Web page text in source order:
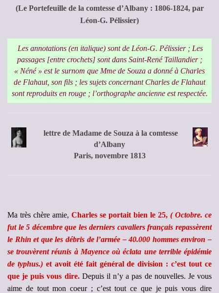
(Le Portefeuille de la comtesse d’Albany : 1806-1824, par
Léon-G. Pélissier)
Les annotations (en italique) sont de Léon-G. Pélissier ; Les
passages [entre crochets] sont dans Saint-René Taillandier ;
« Néné » est le surnom que Mme de Souza a donné à Charles
de Flahaut, son fils ; les sujets concernant Charles de Flahaut
sont reproduits en rouge ; l’orthographe ancienne est respectée.
lettre de Madame de Souza à la comtesse
d’Albany
Paris, novembre 1813
Ma très chère amie, Charles se portait bien le 25, ( Octobre. ce
fut le 5 décembre que les derniers cavaliers français repassèrent
le Rhin et que les débris de l’armée – 40.000 hommes environ –
se trouvèrent réunis à Mayence où éclata une terrible épidémie
de typhus.)et avoit été fait général de division : c’est tout ce
que je puis vous dire. Depuis il n’y a pas de nouvelles. Je vous
aime de tout mon coeur ; c’est tout ce que je puis vous dire